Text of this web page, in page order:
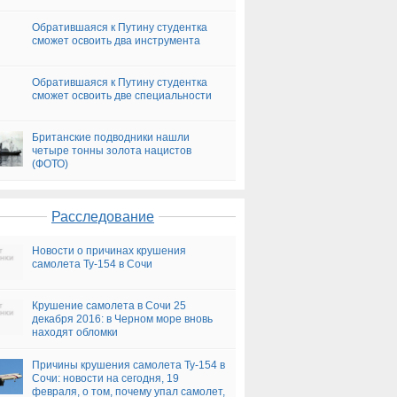
Обратившаяся к Путину студентка
сможет освоить два инструмента
Обратившаяся к Путину студентка
сможет освоить две специальности
Британские подводники нашли
четыре тонны золота нацистов
(ФОТО)
Расследование
Новости о причинах крушения
самолета Ту-154 в Сочи
Крушение самолета в Сочи 25
декабря 2016: в Черном море вновь
находят обломки
Причины крушения самолета Ту-154 в
Сочи: новости на сегодня, 19
февраля, о том, почему упал самолет,